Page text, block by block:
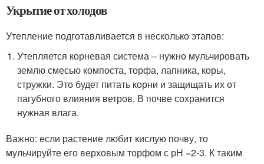
Укрытие от холодов
Утепление подготавливается в несколько этапов:
Утепляется корневая система – нужно мульчировать
землю смесью компоста, торфа, лапника, коры,
стружки. Это будет питать корни и защищать их от
пагубного влияния ветров. В почве сохранится
нужная влага.
Важно: если растение любит кислую почву, то
мульчируйте его верховым торфом с рН =2-3. К таким